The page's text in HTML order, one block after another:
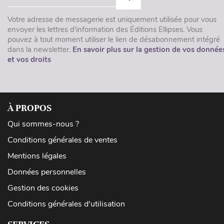
Votre adresse de messagerie est uniquement utilisée pour vous
envoyer les lettres d'information des Éditions Ellipses. Vous
pouvez à tout moment utiliser le lien de désabonnement intégré
dans la newsletter. En savoir plus sur la gestion de vos
et vos droits
À PROPOS
Qui sommes-nous ?
Conditions générales de ventes
Mentions légales
Données personnelles
Gestion des cookies
Conditions générales d'utilisation